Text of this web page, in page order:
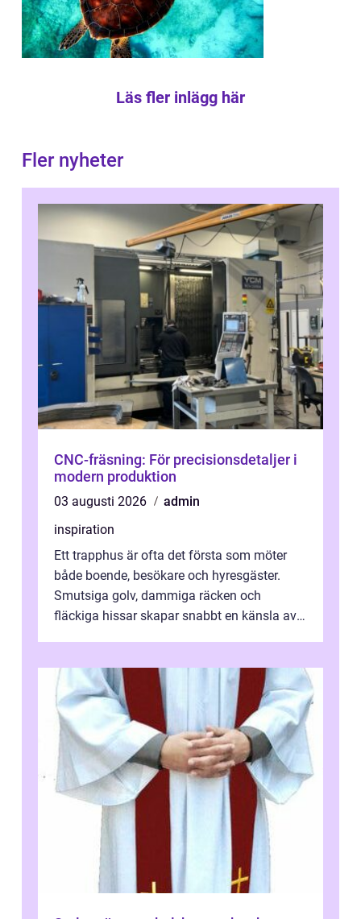
Läs fler inlägg här
Fler nyheter
CNC-fräsning: För precisionsdetaljer i
modern produktion
03 augusti 2026
admin
inspiration
Ett trapphus är ofta det första som möter
både boende, besökare och hyresgäster.
Smutsiga golv, dammiga räcken och
fläckiga hissar skapar snabbt en känsla av